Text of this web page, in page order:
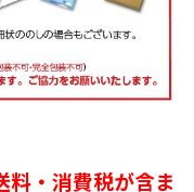
・消費税が含ま